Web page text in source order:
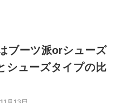
ブーツ派orシューズ
シューズタイプの比